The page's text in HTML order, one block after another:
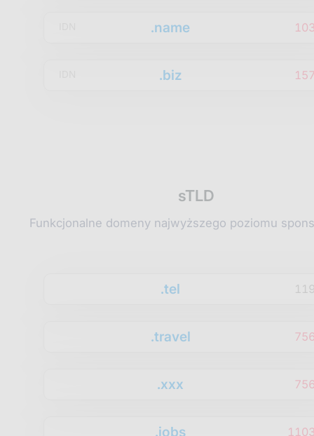
.name
.biz
sTLD
Funkcjonalne domeny najwyższego poziomu
.tel
.travel
.xxx
.jobs